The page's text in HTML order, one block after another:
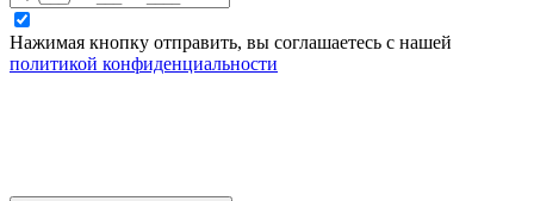
Нажимая кнопку отправить, вы соглашаетесь с нашей
политикой конфиденциальности